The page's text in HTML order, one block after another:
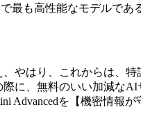
も高性能なモデルであ
やはり、これからは、
に、無料のいい加減なAI
Advancedを【機密情報